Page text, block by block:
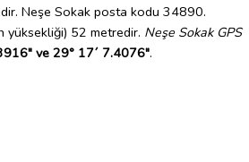
Neşe Sokak posta kodu 34890.
yüksekliği) 52 metredir. Neşe Sokak GPS
ve 29° 17´ 7.4076".